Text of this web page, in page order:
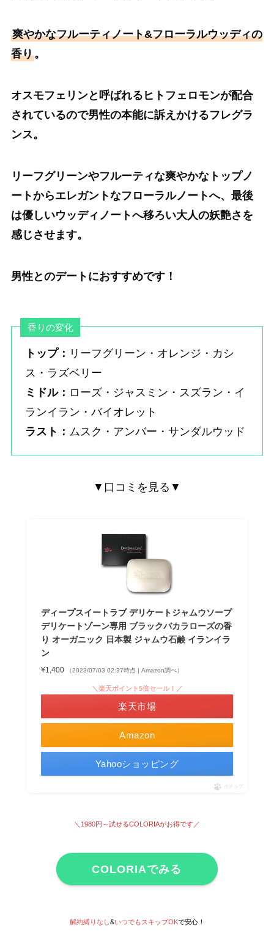
爽やかなフルーティノート&フローラルウッディの
香り。
オスモフェリンと呼ばれる ヒトフェロモンが配合
されているので男性の本能に訴えかけるフレグラ
ンス。
リーフグリーンやフルーティな爽やかなトップノ
ートからエレガントなフローラルノートへ、最後
は優しいウッディノートへ移ろい大人の妖艶さを
感じさせます。
男性とのデートにおすすめです！
香りの変化
トップ： リーフグリーン・オレンジ・カシ
ス・ラズベリー
ミドル： ローズ・ジャスミン・スズラン・イ
ランイラン・バイオレット
ラスト： ムスク・アンバー・サンダルウッド
▼口コミを見る▼
ディープスイートラブ デリケートジャムウソープ
デリケートゾーン専用 ブラックバカラローズの香
り オーガニック 日本製 ジャムウ石鹸 イランイラ
ン
¥1,400 （2023/07/03 02:37時点 | Amazon調べ）
Amazon
＼楽天ポイント5倍セール！／
楽天市場
Yahooショッピング
ポチップ
＼1980円～試せるCOLORIAがお得です ／
COLORIAでみる
解約縛りなし&いつでもスキップOKで安心！